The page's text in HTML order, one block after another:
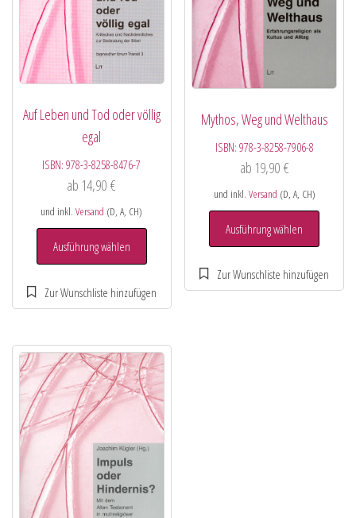
Auf Leben und Tod oder völlig
egal
ISBN:978-3-8258-8476-7
ab 14,90€
und inkl.Versand (D, A, CH)
Ausführung wählen
Mythos, Weg und Welthaus
ISBN: 978-3-8258-7906-8
ab 19,90 €
und inkl. Versand (D, A, CH)
Ausführung wählen